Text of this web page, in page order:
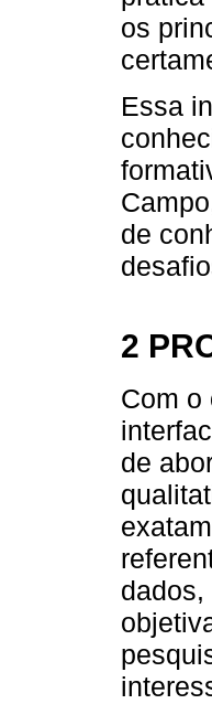
os
Essa
de
2
Com o
de